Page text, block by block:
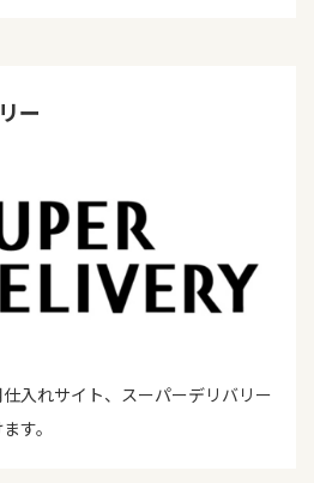
ー
入れサイト、スーパーデリバリー
す。